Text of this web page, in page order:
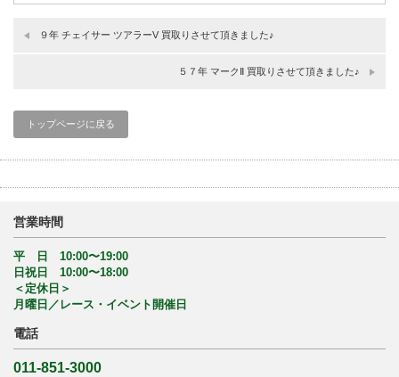
９年 チェイサー ツアラーV 買取りさせて頂きました♪
５７年 マークⅡ 買取りさせて頂きました♪
トップページに戻る
営業時間
平 日 10:00〜19:00
日祝日 10:00〜18:00
＜定休日＞
月曜日／レース・イベント開催日
電話
011-851-3000